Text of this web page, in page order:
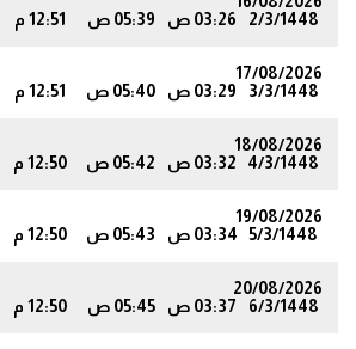
2/3/1448
03:26 ص 05:39 ص 12:51 م
17/08/2026
3/3/1448
03:29 ص 05:40 ص 12:51 م
18/08/2026
4/3/1448
03:32 ص 05:42 ص 12:50 م
19/08/2026
5/3/1448
03:34 ص 05:43 ص 12:50 م
20/08/2026
6/3/1448
03:37 ص 05:45 ص 12:50 م